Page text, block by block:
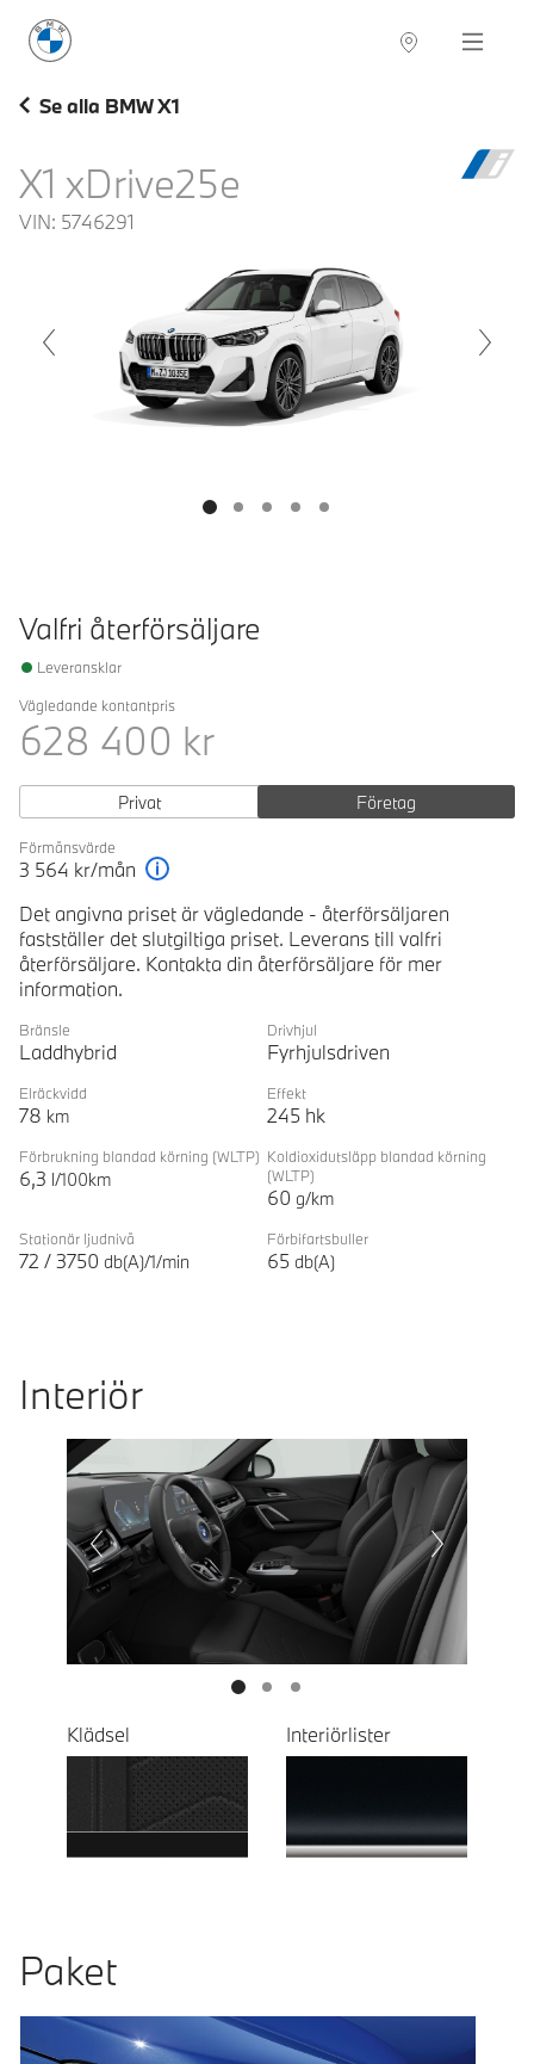
BMW Sverige Navigation
Se alla BMW X1
X1 xDrive25e
VIN: 5746291
Valfri återförsäljare
Leveransklar
Vägledande kontantpris
628 400 kr
Privat Företag
Förmånsvärde
3 564 kr/mån
Det angivna priset är vägledande - återförsäljaren
fastställer det slutgiltiga priset. Leverans till valfri
återförsäljare. Kontakta din återförsäljare för mer
information.
Bränsle
Laddhybrid
Drivhjul
Fyrhjulsdriven
Elräckvidd
78 km
Effekt
245 hk
Förbrukning blandad körning (WLTP)
6,3 l/100km
Koldioxidutsläpp blandad körning
(WLTP)
60 g/km
Stationär ljudnivå
72 / 3750 db(A)/1/min
Förbifartsbuller
65 db(A)
Interiör
Next
Klädsel Interiörlister
Paket